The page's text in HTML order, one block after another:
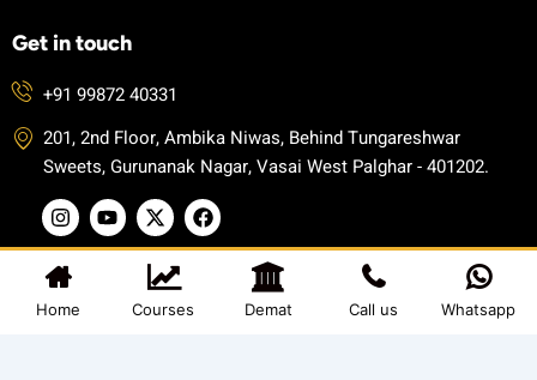
Get in touch
+91 99872 40331
201, 2nd Floor, Ambika Niwas, Behind Tungareshwar
Sweets, Gurunanak Nagar, Vasai West Palghar - 401202.
I
n
s
t
a
g
Y
o
u
X
-
t
w
i
t
F
a
c
© 2025 Kate Academy. All rights reserved.
Developerd byDigital Vasau
Home Courses Demat Call us Whatsapp